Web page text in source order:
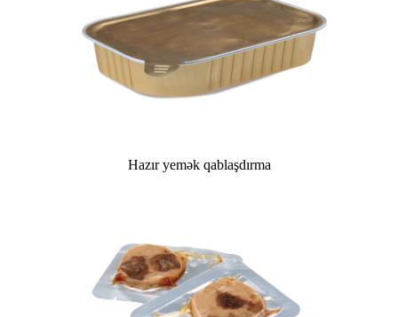
Hazır yemək qablaşdırma